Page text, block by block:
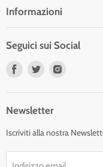
Informazioni
Seguici sui Social
Trovaci
Trovaci
Newsletter
Iscriviti alla nostra